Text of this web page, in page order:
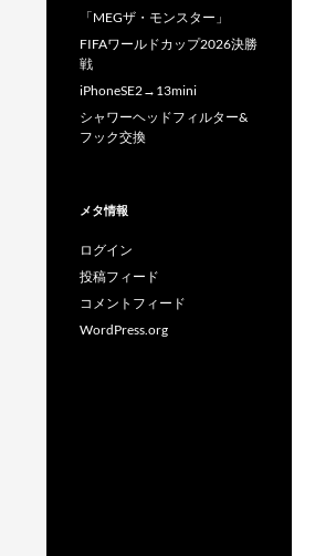
「MEGザ・モンスター」
FIFAワールドカップ2026決勝
戦
iPhoneSE2→13mini
シャワーヘッドフィルター&
フック交換
メタ情報
ログイン
投稿フィード
コメントフィード
WordPress.org